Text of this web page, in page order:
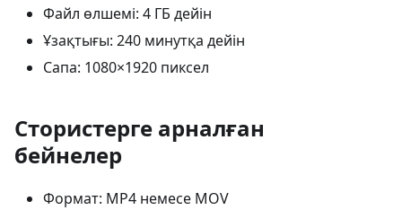
Файл өлшемі: 4 ГБ дейін
Ұзақтығы: 240 минутқа дейін
Сапа: 1080×1920 пиксел
Стористерге арналған
бейнелер
Формат: MP4 немесе MOV